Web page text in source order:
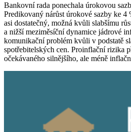
Bankovní rada ponechala úrokovou
Predikovaný nárůst úrokové sazby ke 4
asi dostatečný, možná kvůli slabšímu
a nižší meziměsíční dynamice jádrové
komunikační problém kvůli v podstatě
spotřebitelských cen. Proinflační rizika
očekávaného silnějšího, ale méně